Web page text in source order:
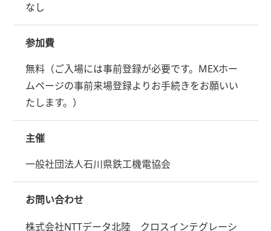
なし
参加費
無料（ご入場には事前登録が必要です。MEXホー
ムページの事前来場登録よりお手続きをお願いい
たします。）
主催
一般社団法人石川県鉄工機電協会
お問い合わせ
株式会社NTTデータ北陸 クロスインテグレーシ